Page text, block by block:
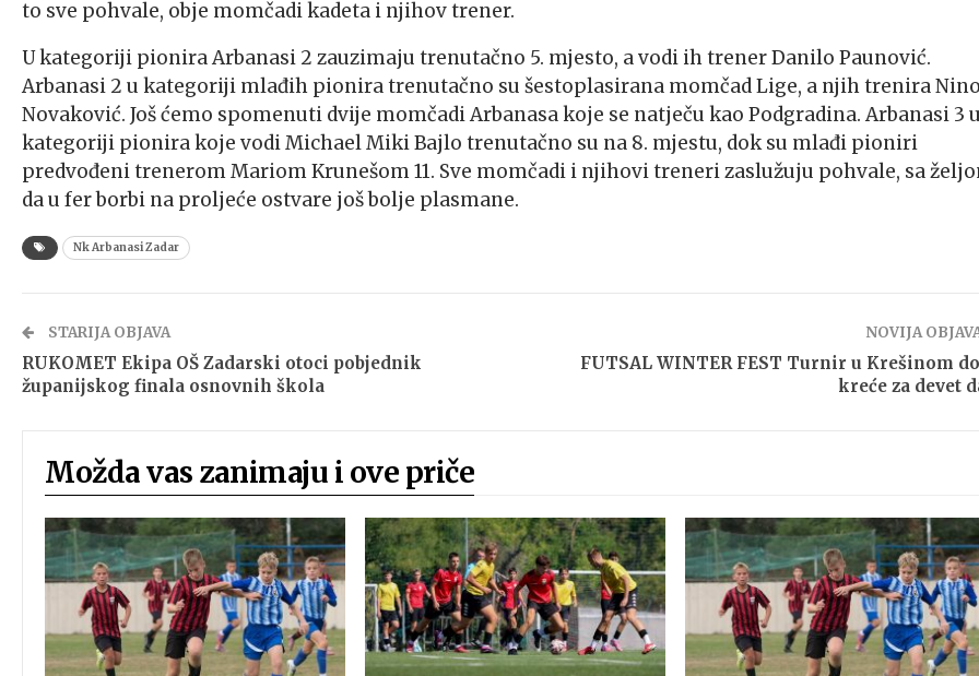
to sve pohvale, obje momčadi kadeta i njihov trener.
U kategoriji pionira Arbanasi 2 zauzimaju trenutačno 5. mjesto, a vodi ih trener Danilo Paunović.
Arbanasi 2 u kategoriji mlađih pionira trenutačno su šestoplasirana momčad Lige, a njih trenira Nino
Novaković. Još ćemo spomenuti dvije momčadi Arbanasa koje se natječu kao Podgradina. Arbanasi 3 u
kategoriji pionira koje vodi Michael Miki Bajlo trenutačno su na 8. mjestu, dok su mlađi pioniri
predvođeni trenerom Mariom Krunešom 11. Sve momčadi i njihovi treneri zaslužuju pohvale, sa
da u fer borbi na proljeće ostvare još bolje plasmane.
Nk Arbanasi Zadar
STARIJA OBJAVA
RUKOMET Ekipa OŠ Zadarski otoci pobjednik
županijskog finala osnovnih škola
NOVIJA
FUTSAL WINTER FEST Turnir u Krešinom
kreće za devet
Možda vas zanimaju i ove priče